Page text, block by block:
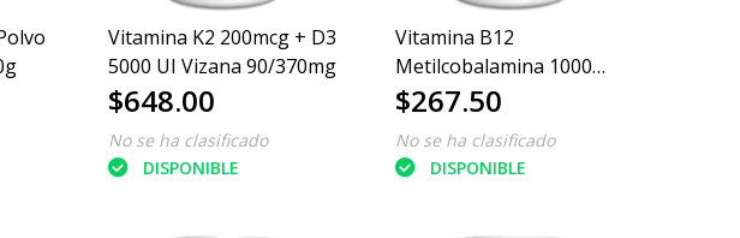
Vitamina K2 200mcg + D3
5000 UI Vizana 90/370mg
$648.00
No se ha clasificado
DISPONIBLE
Vitamina B12
Metilcobalamina 1000
mcg Vizana 90/370mg
$267.50
No se ha clasificado
DISPONIBLE